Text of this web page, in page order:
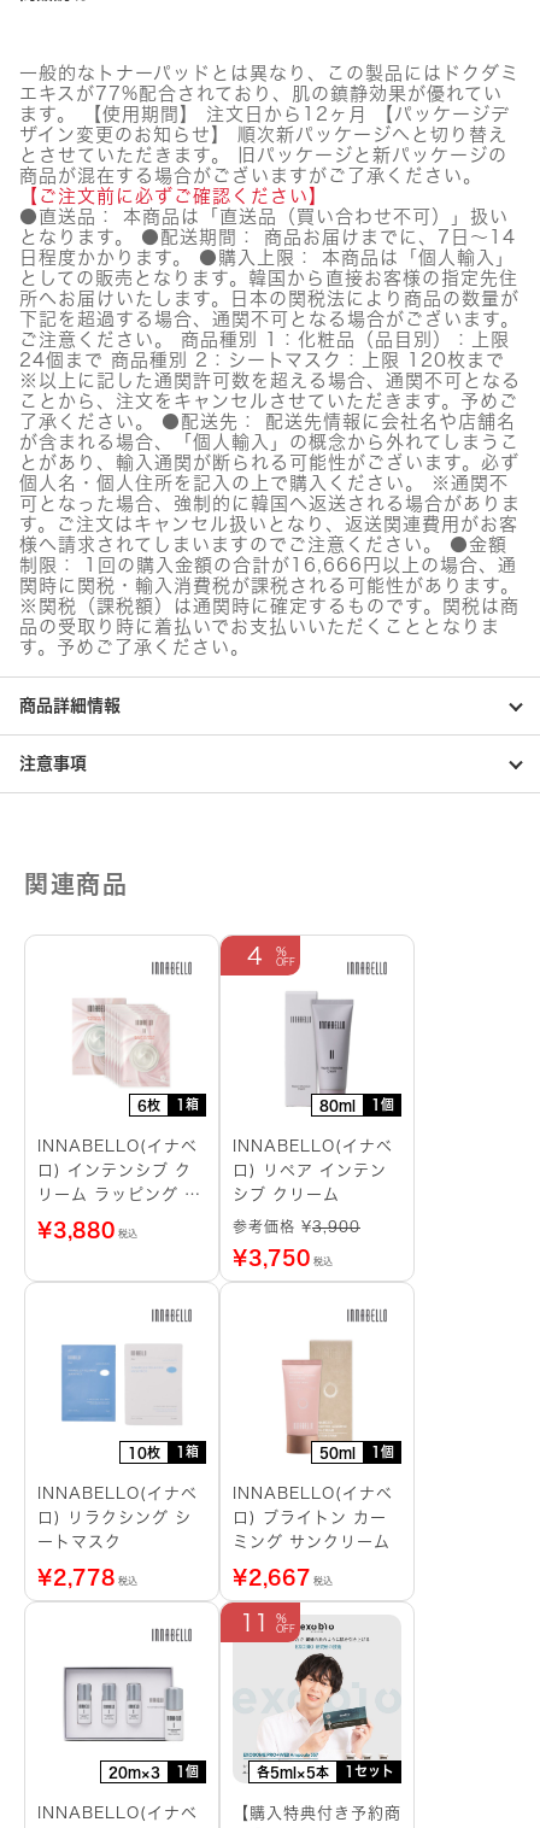
ヌ
ア)
ク
ダ
ミ
77
ク
リ
ア
パ
ッ
ド
個
一般的なトナーパッドとは異なり、この製品にはドクダミ
エキスが77%配合されており、肌の鎮静効果が優れてい
ます。 【使用期間】 注文日から12ヶ月 【パッケージデ
ザイン変更のお知らせ】 順次新パッケージへと切り替え
とさせていただきます。 旧パッケージと新パッケージの
商品が混在する場合がございますがご了承ください。
【ご注文前に必ずご確認ください】
●直送品： 本商品は「直送品（買い合わせ不可）」扱い
となります。 ●配送期間： 商品お届けまでに、7日～14
日程度かかります。 ●購入上限： 本商品は「個人輸入」
としての販売となります。韓国から直接お客様の指定先住
所へお届けいたします。日本の関税法により商品の数量が
下記を超過する場合、通関不可となる場合がございます。
ご注意ください。 商品種別 1：化粧品（品目別）：上限
24個まで 商品種別 2：シートマスク：上限 120枚まで
※以上に記した通関許可数を超える場合、通関不可となる
ことから、注文をキャンセルさせていただきます。予めご
了承ください。 ●配送先： 配送先情報に会社名や店舗名
が含まれる場合、「個人輸入」の概念から外れてしまうこ
とがあり、輸入通関が断られる可能性がございます。必ず
個人名・個人住所を記入の上で購入ください。 ※通関不
可となった場合、強制的に韓国へ返送される場合がありま
す。ご注文はキャンセル扱いとなり、返送関連費用がお客
様へ請求されてしまいますのでご注意ください。 ●金額
制限： 1回の購入金額の合計が16,666円以上の場合、通
関時に関税・輸入消費税が課税される可能性があります。
※関税（課税額）は通関時に確定するものです。関税は商
品の受取り時に着払いでお支払いいただくこととなりま
す。予めご了承ください。
商品詳細情報
注意事項
関連商品
6枚 1箱
INNABELLO(イナベ
ロ) インテンシブ ク
リーム ラッピング シ
ートマスク
¥3,880 税込
80ml 1個
4
INNABELLO(イナベ
ロ) リペア インテン
シブ クリーム
参考価格 ¥3,900
¥3,750 税込
10枚 1箱
INNABELLO(イナベ
ロ) リラクシング シ
ートマスク
¥2,778 税込
50ml 1個
INNABELLO(イナベ
ロ) ブライトン カー
ミング サンクリーム
¥2,667 税込
20m×3 1個
INNABELLO(イナベ
各5ml×5本 1セット
11
【購入特典付き予約商